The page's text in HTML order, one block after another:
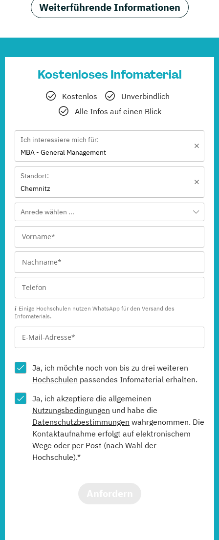
Weiterführende Informationen
Kostenloses Infomaterial
Kostenlos
Unverbindlich
Alle Infos auf einen Blick
Ich interessiere mich für:
MBA - General Management
Standort:
Chemnitz
Anrede wählen ...
Einige Hochschulen nutzen WhatsApp für den Versand des
Infomaterials.
Ja, ich möchte noch von bis zu drei weiteren
Hochschulen passendes Infomaterial erhalten.
Ja, ich akzeptiere die allgemeinen
Nutzungsbedingungen und habe die
Datenschutzbestimmungen wahrgenommen. Die
Kontaktaufnahme erfolgt auf elektronischem
Wege oder per Post (nach Wahl der
Hochschule).*